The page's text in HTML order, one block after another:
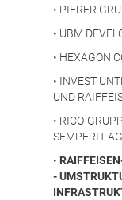
• PIERER
• UBM
• HEXAGON
• INVEST
UND
• RICO-
SEMPERIT
•
-